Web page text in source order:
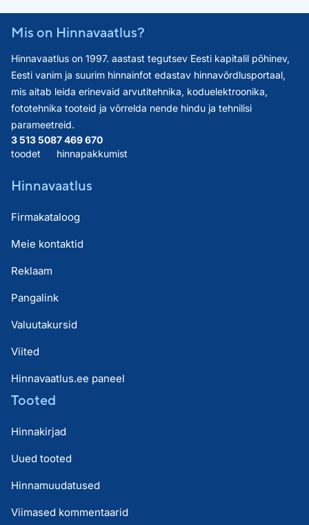
Mis on Hinnavaatlus?
Hinnavaatlus on 1997. aastast tegutsev Eesti kapitalil põhinev,
Eesti vanim ja suurim hinnainfot edastav hinnavõrdlusportaal,
mis aitab leida erinevaid arvutitehnika, koduelektroonika,
fototehnika tooteid ja võrrelda nende hindu ja tehnilisi
parameetreid.
3 513 508
toodet
7 469 670
hinnapakkumist
Hinnavaatlus
Firmakataloog
Meie kontaktid
Reklaam
Pangalink
Valuutakursid
Viited
Hinnavaatlus.ee paneel
Tooted
Hinnakirjad
Uued tooted
Hinnamuudatused
Viimased kommentaarid